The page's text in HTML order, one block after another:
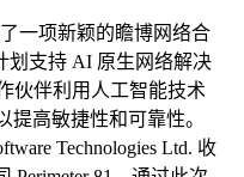
一项新颖的瞻博网络合
划支持 AI 原生网络解决
伙伴利用人工智能技术
高敏捷性和可靠性。
Technologies Ltd. 收